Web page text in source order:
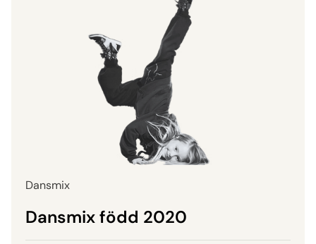
Dansmix
Dansmix född 2020